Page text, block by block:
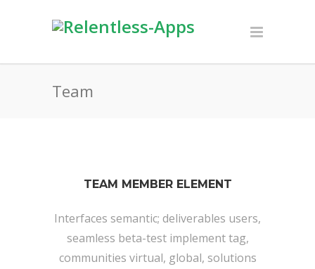
Team
TEAM MEMBER ELEMENT
Interfaces semantic; deliverables users,
seamless beta-test implement tag,
communities virtual, global, solutions